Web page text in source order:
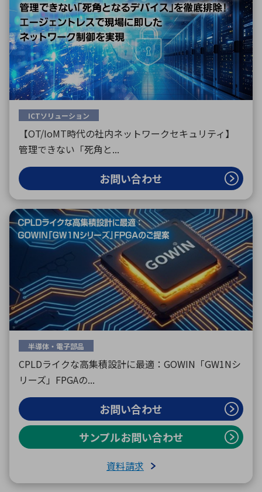
ICTソリューション
【OT/IoMT時代の社内ネットワークセキュリティ】
管理できない「死角と...
お問い合わせ
半導体・電子部品
CPLDライクな高集積設計に最適：GOWIN「GW1Nシ
リーズ」FPGAの...
お問い合わせ
サンプルお問い合わせ
資料請求